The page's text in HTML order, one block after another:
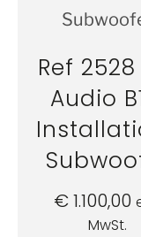
Ref 2528
Audio
€1.100,00
MwSt.